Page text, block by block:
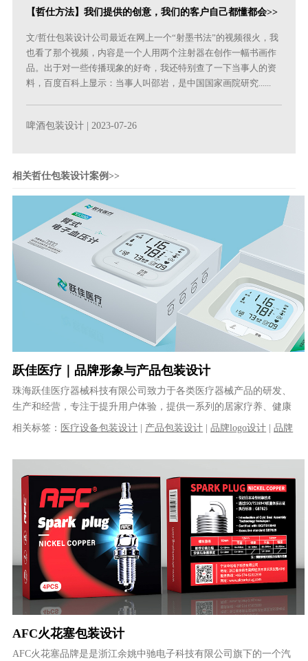
【哲仕方法】我们提供的创意，我们的客户自己都懂都会>>
文/哲仕包装设计公司最近在网上一个“射墨书法”的视频很火，我
也看了那个视频，内容是一个人用两个注射器在创作一幅书画作
品。出于对一些传播现象的好奇，我还特别查了一下当事人的资
料，百度百科上显示：当事人叫邵岩，是中国国家画院研究......
啤酒包装设计 | 2023-07-26
相关哲仕包装设计案例>>
跃佳医疗｜品牌形象与产品包装设计
珠海跃佳医疗器械科技有限公司致力于各类医疗器械产品的研发、
生产和经营，专注于提升用户体验，提供一系列的居家疗养、健康
检查等产品及完善的售后服务。建立了......
相关标签： 医疗设备包装设计 产品包装设计 |品牌logo设计 |品牌
AFC火花塞包装设计
AFC火花塞品牌是是浙江余姚中驰电子科技有限公司旗下的一个汽